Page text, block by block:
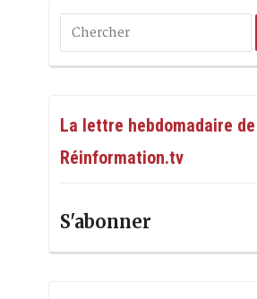
La lettre hebdomadaire de
Réinformation.tv
S'abonner